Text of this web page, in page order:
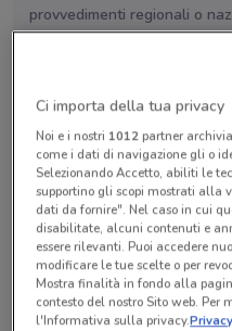
provvedimenti regionali o
chiamando il negozio.
Lunedì n.d.
Martedì n.d.
Mercoledì n.d.
Giovedì n.d.
Venerdì n.d.
Sabato n.d.
Domenica n.d.
0331968837
MERCALLO
Tutte le promozioni di
Ci importa della tua privacy
Noi e i nostri 1012partner
come i dati di navigazione gli o
Selezionando Accetto, abiliti le
supportino gli scopi mostrati alla
dati da fornire". Nel caso in cui
disabilitate, alcuni contenuti e
essere rilevanti. Puoi accedere
modificare le tue scelte o per
Mostra finalità in fondo alla
contesto del nostro Sito web. Per
l'Informativa sulla privacy.